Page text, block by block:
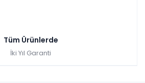
Tüm Ürünlerde
İki Yıl Garanti